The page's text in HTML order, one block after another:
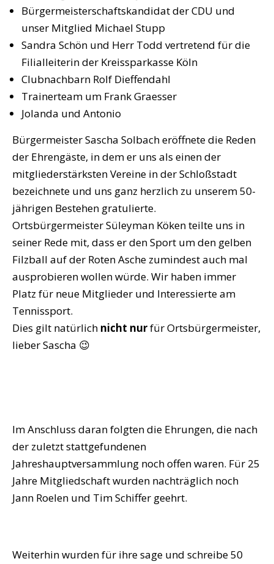
Bürgermeisterschaftskandidat der CDU und
unser Mitglied Michael Stupp
Sandra Schön und Herr Todd vertretend für die
Filialleiterin der Kreissparkasse Köln
Clubnachbarn Rolf Dieffendahl
Trainerteam um Frank Graesser
Jolanda und Antonio
Bürgermeister Sascha Solbach eröffnete die Reden
der Ehrengäste, in dem er uns als einen der
mitgliederstärksten Vereine in der Schloßstadt
bezeichnete und uns ganz herzlich zu unserem 50-
jährigen Bestehen gratulierte.
Ortsbürgermeister Süleyman Köken teilte uns in
seiner Rede mit, dass er den Sport um den gelben
Filzball auf der Roten Asche zumindest auch mal
ausprobieren wollen würde. Wir haben immer
Platz für neue Mitglieder und Interessierte am
Tennissport.
Dies gilt natürlich nicht nurfür Ortsbürgermeister,
lieber Sascha 😉
Im Anschluss daran folgten die Ehrungen, die nach
der zuletzt stattgefundenen
Jahreshauptversammlung noch offen waren. Für 25
Jahre Mitgliedschaft wurden nachträglich noch
Jann Roelen und Tim Schiffer geehrt.
Weiterhin wurden für ihre sage und schreibe 50